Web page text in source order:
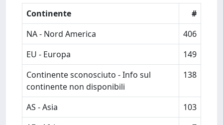
Continente
#
NA - Nord America
406
EU - Europa
149
Continente sconosciuto - Info sul
continente non disponibili
138
AS - Asia
103